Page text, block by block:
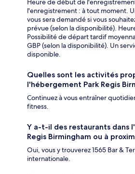
Heure de début de
l'enregistrement : à tout moment.
vous sera demandé si vous
prévue (selon la disponibilité).
Possibilité de départ tardif
GBP (selon la disponibilité). Un
disponible.
Quelles sont les activités
l'hébergement Park Regis
Continuez à vous entraîner
fitness.
Y a-t-il des restaurants dans
Regis Birmingham ou à
Oui, vous y trouverez 1565 Bar &
internationale.